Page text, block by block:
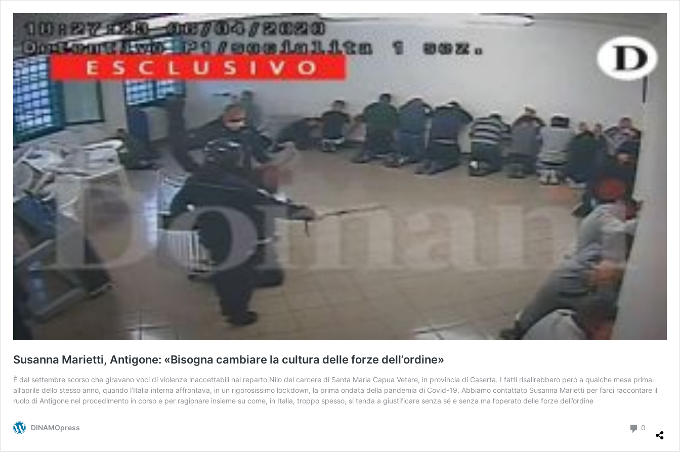
Susanna Marietti, Antigone: «Bisogna cambiare la cultura delle forze dell’ordine»
È dal settembre scorso che giravano voci di violenze inaccettabili nel reparto Nilo del carcere di Santa Maria Capua Vetere, in provincia di Caserta. I fatti risalirebbero però a qualche mese prima:
all’aprile dello stesso anno, quando l’Italia interna affrontava, in un rigorosissimo lockdown, la prima ondata della pandemia di Covid-19. Abbiamo contattato Susanna Marietti per farci raccontare il
ruolo di Antigone nel procedimento in corso e per ragionare insieme su come, in Italia, troppo spesso, si tenda a giustificare senza sé e senza ma l’operato delle forze dell’ordine
DINAMOpress 0